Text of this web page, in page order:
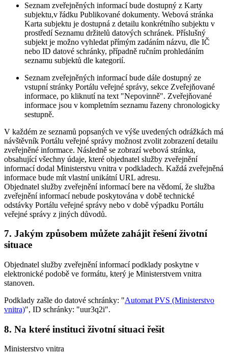
Seznam zveřejněných informací bude dostupný z Karty
subjektu,v řádku Publikované dokumenty. Webová stránka
Karta subjektu je dostupná z detailu konkrétního subjektu v
prostředí Seznamu držitelů datových schránek. Příslušný
subjekt je možno vyhledat přímým zadáním názvu, dle IČ
nebo ID datové schránky, případně ručním prohledáním
seznamu subjektů dle kategorií.
Seznam zveřejněných informací bude dále dostupný ze
vstupní stránky Portálu veřejné správy, sekce Zveřejňované
informace, po kliknutí na text "Nepovinně". Zveřejňované
informace jsou v kompletním seznamu řazeny chronologicky
sestupně.
V každém ze seznamů popsaných ve výše uvedených odrážkách má
návštěvník Portálu veřejné správy možnost zvolit zobrazení detailu
zveřejněné informace. Následně se zobrazí webová stránka,
obsahující všechny údaje, které objednatel služby zveřejnění
informací dodal Ministerstvu vnitra v podkladech. Každá zveřejněná
informace bude mít vlastní unikátní URL adresu.
Objednatel služby zveřejnění informací bere na vědomí, že služba
zveřejnění informací nebude poskytována v době technické
odstávky Portálu veřejné správy nebo v době výpadku Portálu
veřejné správy z jiných důvodů.
7. Jakým způsobem můžete zahájit řešení životní
situace
Objednatel služby zveřejnění informací podklady poskytne v
elektronické podobě ve formátu, který je Ministerstvem vnitra
stanoven.
Podklady zašle do datové schránky: "Automat PVS (Ministerstvo
vnitra)", ID schránky: "uur3q2i".
8. Na které instituci životní situaci řešit
Ministerstvo vnitra